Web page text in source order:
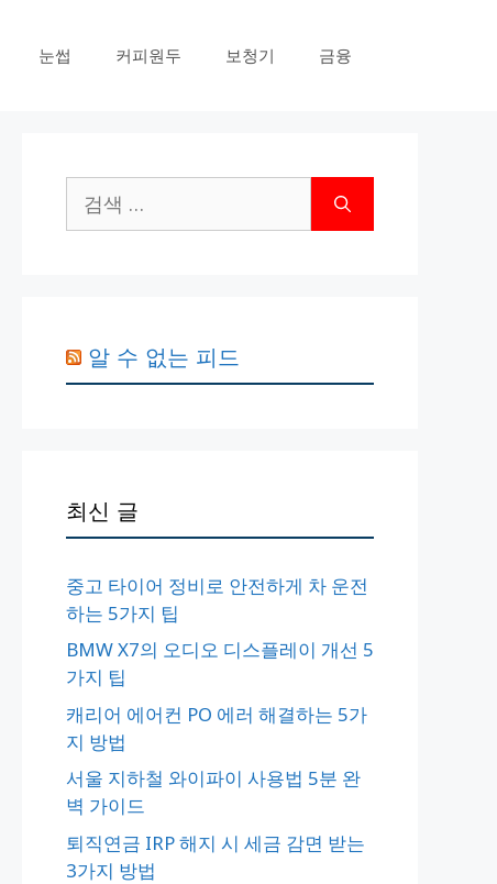
눈썹 커피원두 보청기 금융
색:
알 수 없는 피드
최신 글
중고 타이어 정비로 안전하게 차 운전
하는 5가지 팁
BMW X7의 오디오 디스플레이 개선 5
가지 팁
캐리어 에어컨 PO 에러 해결하는 5가
지 방법
서울 지하철 와이파이 사용법 5분 완
벽 가이드
퇴직연금 IRP 해지 시 세금 감면 받는
3가지 방법